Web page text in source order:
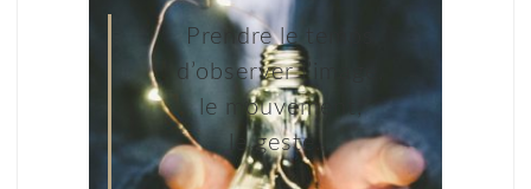
Prendre le temps
d’observer l’image,
le mouvement,
le geste…